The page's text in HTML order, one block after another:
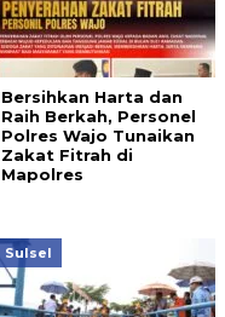
Bersihkan Harta dan
Raih Berkah, Personel
Polres Wajo Tunaikan
Zakat Fitrah di
Mapolres
Sulsel